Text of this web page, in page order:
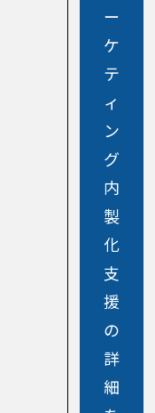
ー
ケ
テ
ィ
ン
グ
内
製
化
支
援
の
詳
細